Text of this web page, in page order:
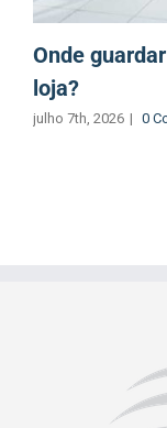
Onde
loja?
julho 7th, 2026 | 0